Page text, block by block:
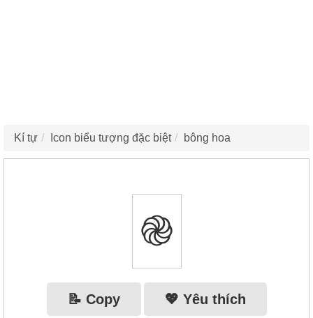
Kí tự Icon biểu tượng đặc biệt bông hoa
֎
📝 Copy 💖 Yêu thích